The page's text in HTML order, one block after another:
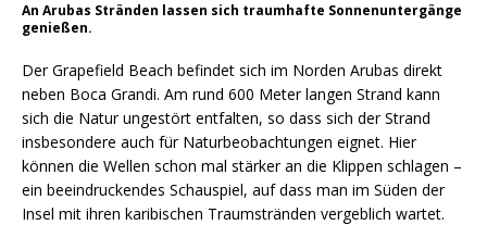
An Arubas Stränden lassen sich traumhafte Sonnenuntergänge
genießen.
Der Grapefield Beach befindet sich im Norden Arubas direkt
neben Boca Grandi. Am rund 600 Meter langen Strand kann
sich die Natur ungestört entfalten, so dass sich der Strand
insbesondere auch für Naturbeobachtungen eignet. Hier
können die Wellen schon mal stärker an die Klippen schlagen –
ein beeindruckendes Schauspiel, auf dass man im Süden der
Insel mit ihren karibischen Traumstränden vergeblich wartet.